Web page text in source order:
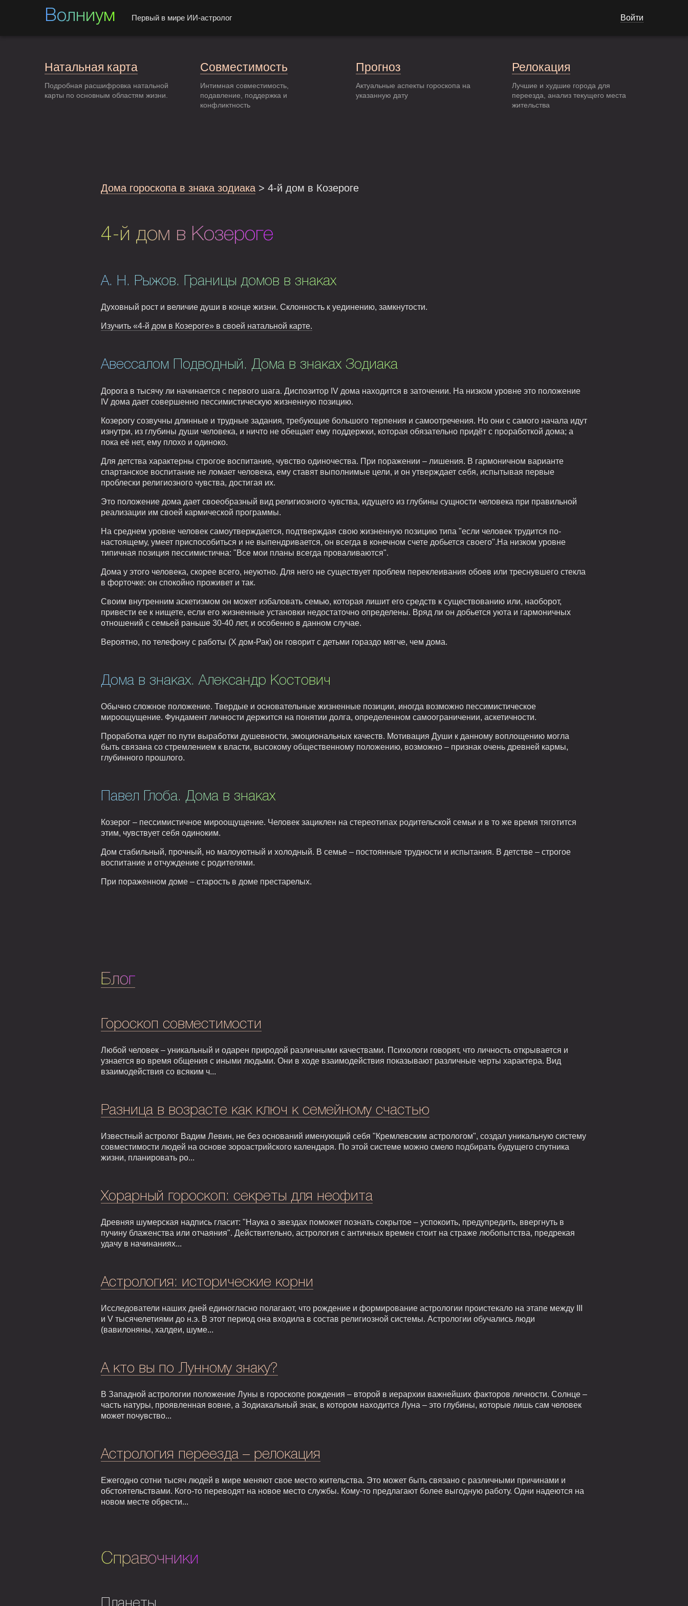
Волниум Первый в мире ИИ-астролог Войти
Натальная карта
Подробная расшифровка натальной
карты по основным областям жизни.
Совместимость
Интимная совместимость,
подавление, поддержка и
конфликтность
Прогноз
Актуальные аспекты гороскопа на
указанную дату
Релокация
Лучшие и худшие города для
переезда, анализ текущего места
жительства
Дома гороскопа в знака зодиака > 4-й дом в Козероге
4-й дом в Козероге
А. Н. Рыжов. Границы домов в знаках
Духовный рост и величие души в конце жизни. Склонность к уединению, замкнутости.
Изучить «4-й дом в Козероге» в своей натальной карте.
Авессалом Подводный. Дома в знаках Зодиака
Дорога в тысячу ли начинается с первого шага. Диспозитор IV дома находится в заточении. На низком уровне это положение
IV дома дает совершенно пессимистическую жизненную позицию.
Козерогу созвучны длинные и трудные задания, требующие большого терпения и самоотречения. Но они с самого начала идут
изнутри, из глубины души человека, и ничто не обещает ему поддержки, которая обязательно придёт с проработкой дома; а
пока её нет, ему плохо и одиноко.
Для детства характерны строгое воспитание, чувство одиночества. При поражении – лишения. В гармоничном варианте
спартанское воспитание не ломает человека, ему ставят выполнимые цели, и он утверждает себя, испытывая первые
проблески религиозного чувства, достигая их.
Это положение дома дает своеобразный вид религиозного чувства, идущего из глубины сущности человека при правильной
реализации им своей кармической программы.
На среднем уровне человек самоутверждается, подтверждая свою жизненную позицию типа "если человек трудится по-
настоящему, умеет приспособиться и не выпендривается, он всегда в конечном счете добьется своего".На низком уровне
типичная позиция пессимистична: "Все мои планы всегда проваливаются".
Дома у этого человека, скорее всего, неуютно. Для него не существует проблем переклеивания обоев или треснувшего стекла
в форточке: он спокойно проживет и так.
Своим внутренним аскетизмом он может избаловать семью, которая лишит его средств к существованию или, наоборот,
привести ее к нищете, если его жизненные установки недостаточно определены. Вряд ли он добьется уюта и гармоничных
отношений с семьей раньше 30-40 лет, и особенно в данном случае.
Вероятно, по телефону с работы (X дом-Рак) он говорит с детьми гораздо мягче, чем дома.
Дома в знаках. Александр Костович
Обычно сложное положение. Твердые и основательные жизненные позиции, иногда возможно пессимистическое
мироощущение. Фундамент личности держится на понятии долга, определенном самоограничении, аскетичности.
Проработка идет по пути выработки душевности, эмоциональных качеств. Мотивация Души к данному воплощению могла
быть связана со стремлением к власти, высокому общественному положению, возможно – признак очень древней кармы,
глубинного прошлого.
Павел Глоба. Дома в знаках
Козерог – пессимистичное мироощущение. Человек зациклен на стереотипах родительской семьи и в то же время тяготится
этим, чувствует себя одиноким.
Дом стабильный, прочный, но малоуютный и холодный. В семье – постоянные трудности и испытания. В детстве – строгое
воспитание и отчуждение с родителями.
При пораженном доме – старость в доме престарелых.
Блог
Гороскоп совместимости
Любой человек – уникальный и одарен природой различными качествами. Психологи говорят, что личность открывается и
узнается во время общения с иными людьми. Они в ходе взаимодействия показывают различные черты характера. Вид
взаимодействия со всяким ч...
Разница в возрасте как ключ к семейному счастью
Известный астролог Вадим Левин, не без оснований именующий себя "Кремлевским астрологом", создал уникальную систему
совместимости людей на основе зороастрийского календаря. По этой системе можно смело подбирать будущего спутника
жизни, планировать ро...
Хорарный гороскоп: секреты для неофита
Древняя шумерская надпись гласит: "Наука о звездах поможет познать сокрытое – успокоить, предупредить, ввергнуть в
пучину блаженства или отчаяния". Действительно, астрология с античных времен стоит на страже любопытства, предрекая
удачу в начинаниях...
Астрология: исторические корни
Исследователи наших дней единогласно полагают, что рождение и формирование астрологии проистекало на этапе между III
и V тысячелетиями до н.э. В этот период она входила в состав религиозной системы. Астрологии обучались люди
(вавилоняны, халдеи, шуме...
А кто вы по Лунному знаку?
В Западной астрологии положение Луны в гороскопе рождения – второй в иерархии важнейших факторов личности. Солнце –
часть натуры, проявленная вовне, а Зодиакальный знак, в котором находится Луна – это глубины, которые лишь сам человек
может почувство...
Астрология переезда – релокация
Ежегодно сотни тысяч людей в мире меняют свое место жительства. Это может быть связано с различными причинами и
обстоятельствами. Кого-то переводят на новое место службы. Кому-то предлагают более выгодную работу. Одни надеются на
новом месте обрести...
Справочники